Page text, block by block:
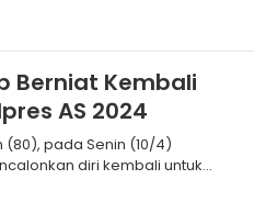
Berniat Kembali
AS 2024
(80), pada Senin (10/4)
diri kembali untuk